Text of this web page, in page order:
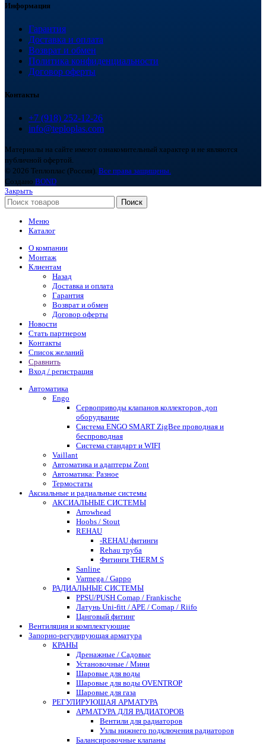
Информация
Гарантия
Доставка и оплата
Возврат и обмен
Политика конфиденциальности
Договор оферты
Контакты
+7 (918) 252-12-26
info@teploplas.com
Материалы на сайте имеют ознакомительный характер и не являются
публичной офертой.
© 2026 Теплоплас (Россия). Все права защищены.
Создано BOND
Закрыть
Поиск
Меню
Каталог
О компании
Монтаж
Клиентам
Назад
Доставка и оплата
Гарантия
Возврат и обмен
Договор оферты
Новости
Стать партнером
Контакты
Список желаний
Сравнить
Вход / регистрация
Автоматика
Engo
Сервоприводы клапанов коллекторов, доп
оборудвание
Система ENGO SMART ZigBee проводная и
беспроводная
Система стандарт и WIFI
Vaillant
Автоматика и адаптеры Zont
Автоматика: Разное
Термостаты
Аксиальные и радиальные системы
АКСИАЛЬНЫЕ СИСТЕМЫ
Arrowhead
Hoobs / Stout
REHAU
-REHAU фитинги
Rehau труба
Фитинги THERM S
Sanline
Varmega / Gappo
РАДИАЛЬНЫЕ СИСТЕМЫ
PPSU/PUSH Comap / Frankische
Латунь Uni-fitt / APE / Comap / Riifo
Цанговый фитинг
Вентиляция и комплектующие
Запорно-регулирующая арматура
КРАНЫ
Дренажные / Садовые
Установочные / Мини
Шаровые для воды
Шаровые для воды OVENTROP
Шаровые для газа
РЕГУЛИРУЮЩАЯ АРМАТУРА
АРМАТУРА ДЛЯ РАДИАТОРОВ
Вентили для радиаторов
Узлы нижнего подключения радиаторов
Балансировочные клапаны